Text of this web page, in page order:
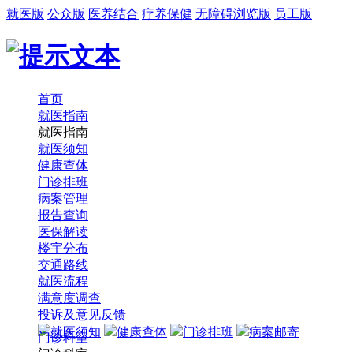
就医版 公众版 医养结合 疗养保健 无障碍浏览版 员工版
首页
就医指南
就医指南
就医须知
健康查体
门诊排班
病案管理
报告查询
医保解读
楼宇分布
交通路线
就医流程
满意度调查
投诉及意见反馈
就医须知
健康查体 门诊排班 病案邮寄
门诊科室